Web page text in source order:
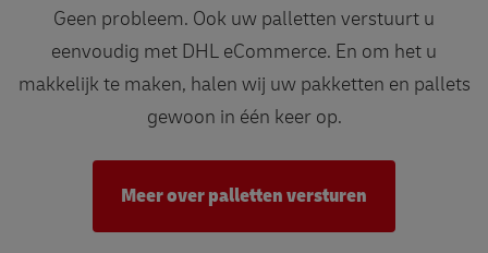
Geen probleem. Ook uw palletten verstuurt u
eenvoudig met DHL eCommerce. En om het u
makkelijk te maken, halen wij uw pakketten en pallets
gewoon in één keer op.
Meer over palletten versturen